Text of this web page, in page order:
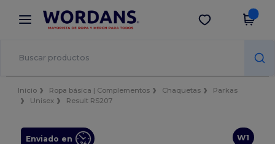
× App de Wordans
¡Mejores precios en app!
Descargar app
Inicio Ropa básica | Complementos Chaquetas
Parkas
Unisex
Result RS207
W1
Enviado en